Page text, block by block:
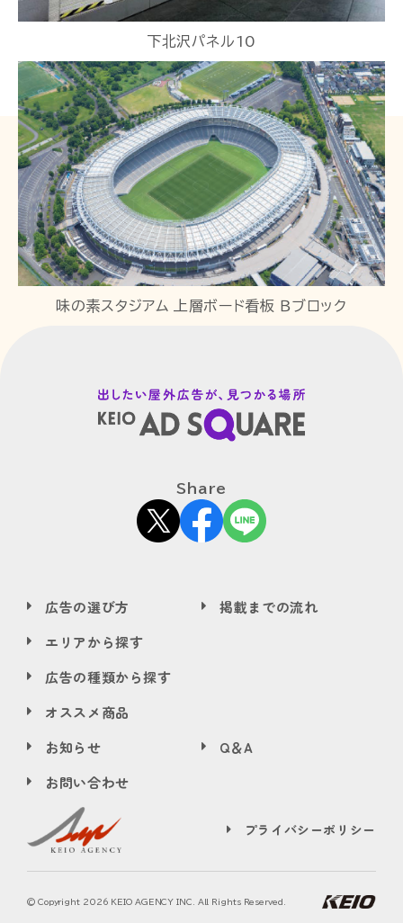
下北沢パネル10
味の素スタジアム 上層ボード看板 Ｂブロック
Share
広告の選び方
掲載までの流れ
エリアから探す
広告の種類から探す
オススメ商品
お知らせ
Q＆A
お問い合わせ
プライバシーポリシー
© Copyright 2026 KEIO AGENCY INC. All Rights Reserved.